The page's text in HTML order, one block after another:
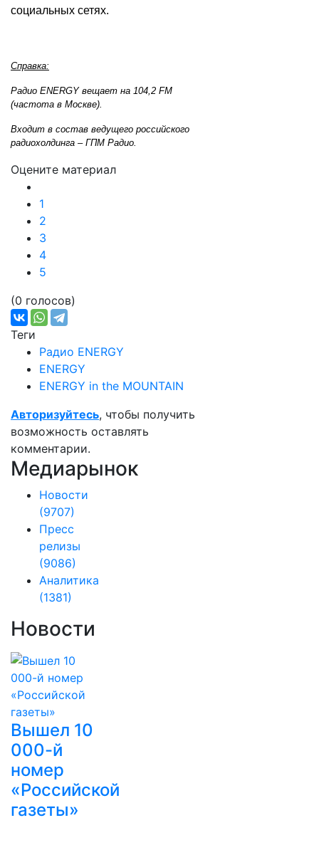
социальных сетях.
Справка:
Радио ENERGY вещает на 104,2 FM
(частота в Москве).
Входит в состав ведущего российского
радиохолдинга – ГПМ Радио.
Оцените материал
1
2
3
4
5
(0 голосов)
Теги
Радио ENERGY
ENERGY
ENERGY in the MOUNTAIN
Авторизуйтесь, чтобы получить
возможность оставлять
комментарии.
Медиарынок
Новости
(9707)
Пресс
релизы
(9086)
Аналитика
(1381)
Новости
Вышел 10
000-й
номер
«Российской
газеты»